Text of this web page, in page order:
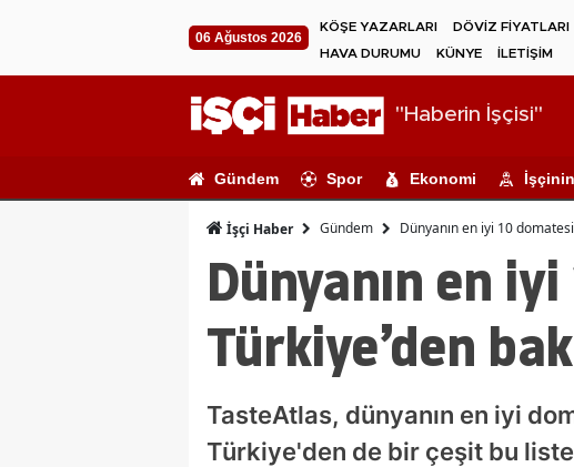
06 Ağustos 2026
KÖŞE YAZARLARI DÖVİZ FİYATLARI
HAVA DURUMU
KÜNYE İLETİŞİM
"Haberin İşçisi"
Gündem Spor Ekonomi
İşçi Haber Gündem Dünyanın en iyi 10
Dünyanın en
Türkiye’den
TasteAtlas, dünyanın en iyi
Türkiye'den de bir çeşit bu